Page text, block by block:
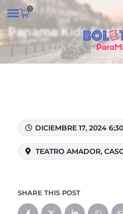
0
Panama Kids
DICIEMBRE 17, 2024
TEATRO AMADOR,
SHARE THIS POST